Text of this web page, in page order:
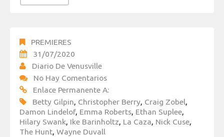
PREMIERES
31/07/2020
Diario De Venusville
No Hay Comentarios
Enlace Permanente A:
Betty Gilpin, Christopher Berry, Craig Zobel,
Damon Lindelof, Emma Roberts, Ethan Suplee,
Hilary Swank, Ike Barinholtz, La Caza, Nick Cuse,
The Hunt, Wayne Duvall